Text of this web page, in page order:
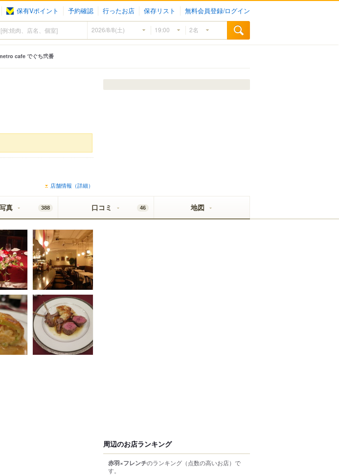
保有Vポイント 予約確認 行ったお店 保存リスト 無料会員登録/ログイン
cafe でぐち弐番
店舗情報（詳細）
真 388 口コミ 46 地図
周辺のお店ランキング
赤羽×フレンチのランキング （点数の高いお店） で
す。